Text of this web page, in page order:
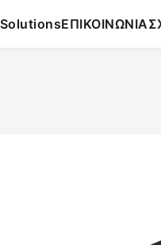
SolutionsΕΠΙΚΟΙΝΩΝΙΑ